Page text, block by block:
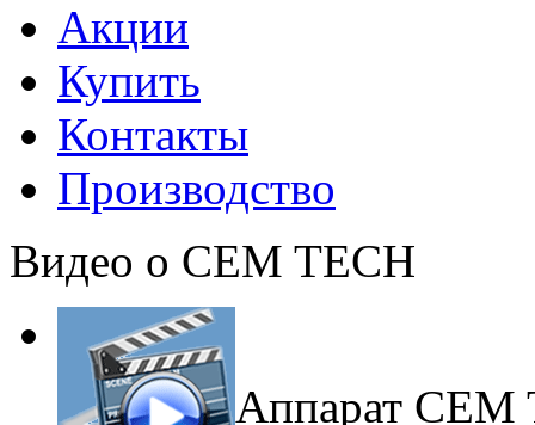
Акции
Купить
Контакты
Производство
Видео о CEM TECH
Аппарат CEM